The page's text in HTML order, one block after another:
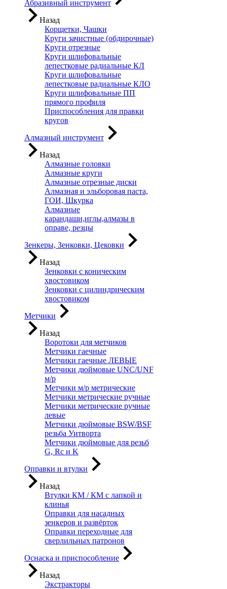
Абразивный инструмент
Назад
Корщетки, Чашки
Круги зачистные (обдирочные)
Круги отрезные
Круги шлифовальные
лепестковые радиальные КЛ
Круги шлифовальные
лепестковые радиальные КЛО
Круги шлифовальные ПП
прямого профиля
Приспособления для правки
кругов
Алмазный инструмент
Назад
Алмазные головки
Алмазные круги
Алмазные отрезные диски
Алмазная и эльборовая паста,
ГОИ, Шкурка
Алмазные
карандаши,иглы,алмазы в
оправе, резцы
Зенкеры, Зенковки, Цековки
Назад
Зенковки с коническим
хвостовиком
Зенковки с цилиндрическим
хвостовиком
Метчики
Назад
Воротоки для метчиков
Метчики гаечные
Метчики гаечные ЛЕВЫЕ
Метчики дюймовые UNC/UNF
м/р
Метчики м/р метрические
Метчики метрические ручные
Метчики метрические ручные
левые
Метчики дюймовые BSW/BSF
резьба Уитворта
Метчики дюймовые для резьб
G, Rc и K
Оправки и втулки
Назад
Втулки КМ / КМ с лапкой и
клинья
Оправки для насадных
зенкеров и развёрток
Оправки переходные для
сверлильных патронов
Оснаска и приспособление
Назад
Экстракторы